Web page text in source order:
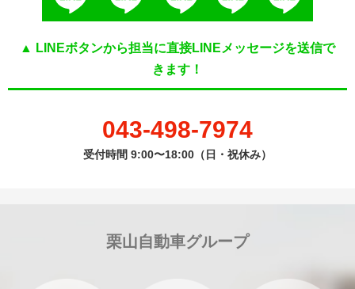
▲ LINEボタンから担当に直接LINEメッセージを送信で
きます！
043-498-7974
受付時間 9:00〜18:00（日・祝休み）
栗山自動車グループ